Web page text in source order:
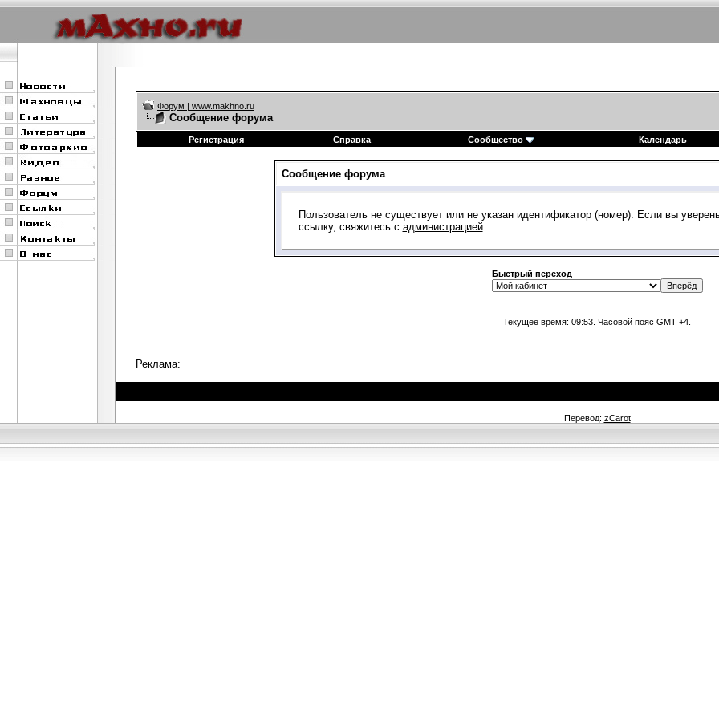
Форум | www.makhno.ru
Сообщение форума
Регистрация
Справка Сообщество Календарь
Сообщение форума
Пользователь не существует или не указан идентификатор (номер). Если вы
ссылку, свяжитесь с администрацией
Быстрый переход
Текущее время: 09:53 . Часовой пояс GMT +4.
Реклама:
Перевод: zCarot